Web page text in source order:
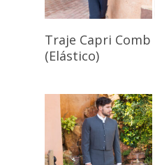
Seleccionar
Opciones
Traje Capri Comb
(Elástico)